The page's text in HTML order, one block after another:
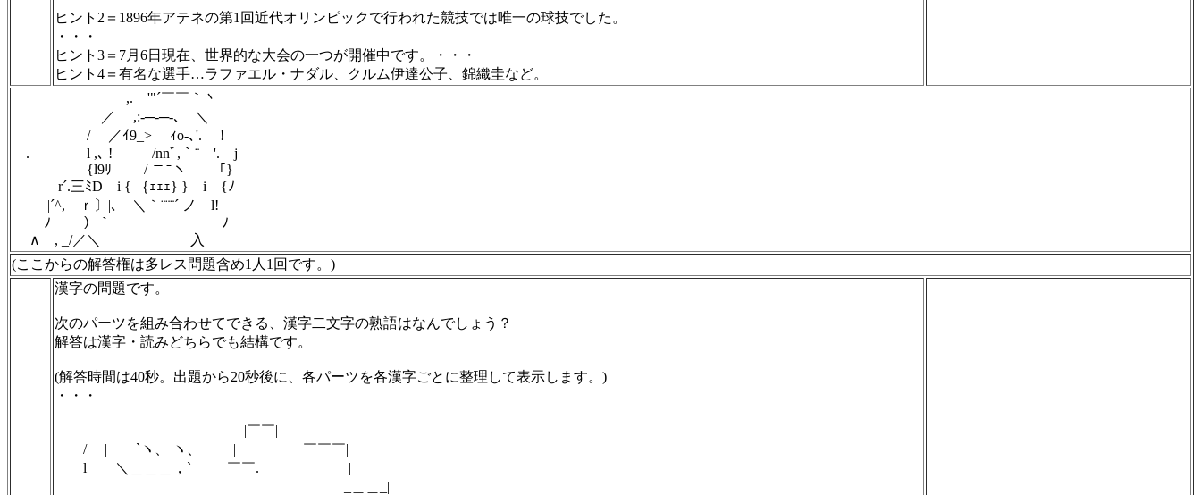
ヒント2＝1896年アテネの第1回近代オリンピックで行われた競技では唯一の球技でした。
・・・
ヒント3＝7月6日現在、世界的な大会の一つが開催中です。・・・
ヒント4＝有名な選手…ラファエル・ナダル、クルム伊達公子、錦織圭など。
,. '"´￣￣｀丶
／ ,:-─-─-､ ＼
/ ／ｲ9_> ｨo‐､'. !
. l ,､ ! /nnﾞ,｀¨ '. j
{l9ﾘ / ニﾆヽ ｢}
r´.三ﾐD i { ｛ｪｪｪ} } i {ﾉ
|´^, ｒ〕|､ ＼｀¨¨¨´ ノ l!
ﾉ ）｀| ￣￣ ﾉ
∧ , _/／＼ 入
(ここからの解答権は多レス問題含め1人1回です。)
漢字の問題です。
次のパーツを組み合わせてできる、漢字二文字の熟語はなんでしょう？
解答は漢字・読みどちらでも結構です。
(解答時間は40秒。出題から20秒後に、各パーツを各漢字ごとに整理して表示します。)
・・・
|￣￣|
/ | `ヽ、 ヽ、 | | ￣￣￣|
l ＼＿＿＿，` ￣￣. |
_＿＿_|